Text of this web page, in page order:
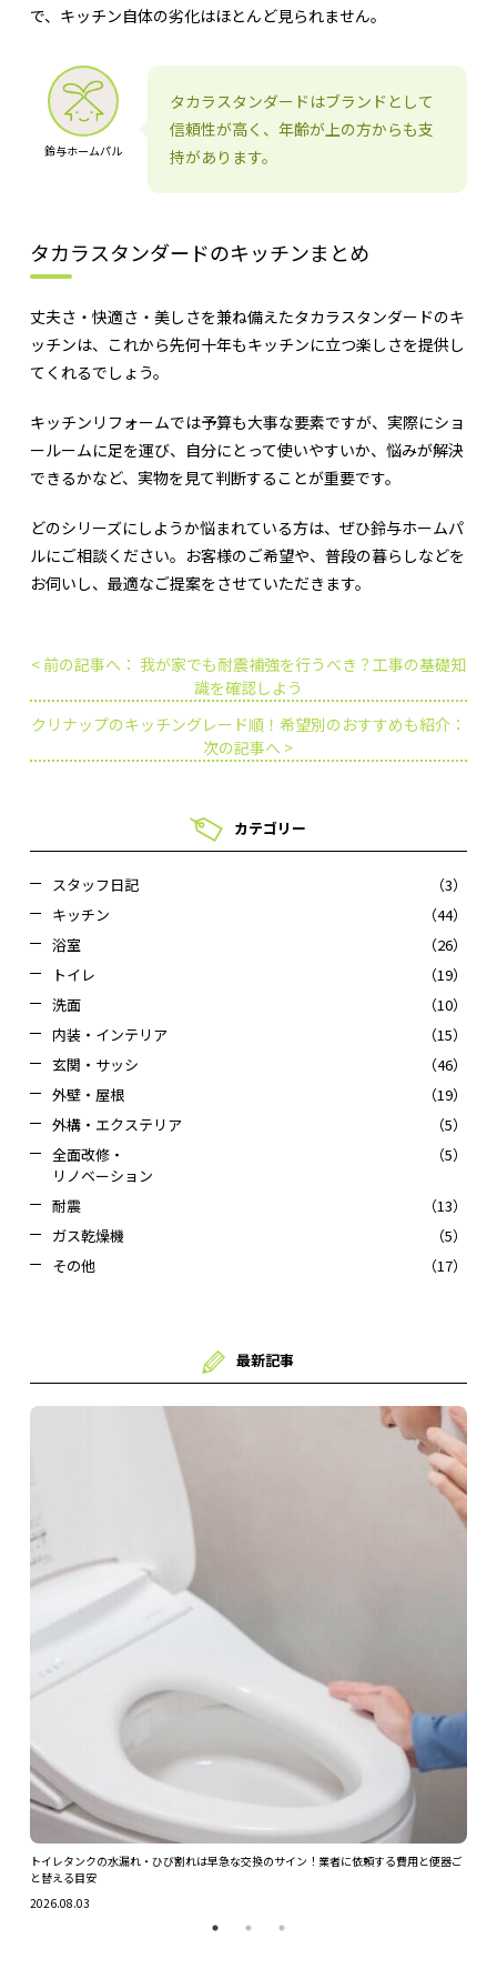
で、キッチン自体の劣化はほとんど見られません。
鈴与ホームパル
タカラスタンダードはブランドとして
信頼性が高く、年齢が上の方からも支
持があります。
タカラスタンダードのキッチンまとめ
丈夫さ・快適さ・美しさを兼ね備えたタカラスタンダードのキ
ッチンは、これから先何十年もキッチンに立つ楽しさを提供し
てくれるでしょう。
キッチンリフォームでは予算も大事な要素ですが、実際にショ
ールームに足を運び、自分にとって使いやすいか、悩みが解決
できるかなど、実物を見て判断することが重要です。
どのシリーズにしようか悩まれている方は、ぜひ鈴与ホームパ
ルにご相談ください。お客様のご希望や、普段の暮らしなどを
お伺いし、最適なご提案をさせていただきます。
< 前の記事へ： 我が家でも耐震補強を行うべき？工事の基礎知
識を確認しよう
クリナップのキッチングレード順！希望別のおすすめも紹介：
次の記事へ >
カテゴリー
スタッフ日記
（3）
キッチン
（44）
浴室
（26）
トイレ
（19）
洗面
（10）
内装・インテリア
（15）
玄関・サッシ
（46）
外壁・屋根
（19）
外構・エクステリア
（5）
全面改修・
リノベーション
（5）
耐震
（13）
ガス乾燥機
（5）
その他
（17）
最新記事
トイレタンクの水漏れ・ひび割れは早急な交換のサイン！業者に依頼する費用と便器ご
と替える目安
2026.08.03